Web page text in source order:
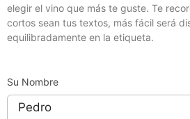
elegir el vino que más te guste. Te
cortos sean tus textos, más fácil será
equilibradamente en la etiqueta.
Su Nombre